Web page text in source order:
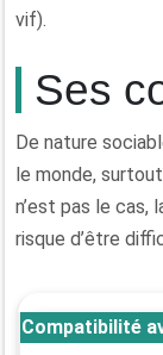
vif).
Ses
De nature
le monde,
n’est pas le cas,
risque d’être
Compatibilité